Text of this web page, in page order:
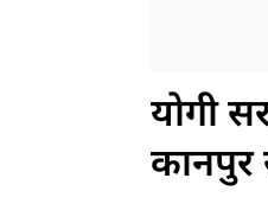
योगी
कानपुर